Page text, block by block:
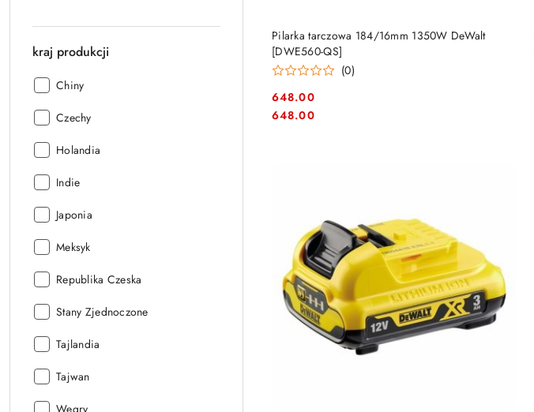
kraj produkcji
kraj
Chiny
kraj
Czechy
kraj
Holandia
kraj
Indie
kraj
Japonia
kraj
Meksyk
kraj
Republika Czeska
kraj
Stany Zjednoczone
kraj
Tajlandia
kraj
Tajwan
kraj
Węgry
Pilarka tarczowa 184/16mm 1350W DeWalt
[DWE560-QS]
(0)
Cena:
648.00
Cena:
648.00
DO KOSZYKA